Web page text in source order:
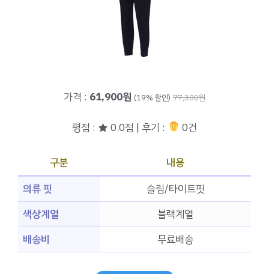
가격 : 61,900원 (19% 할인) 77,300원
평점 : ★ 0.0점 | 후기 : ‍‍ 0건
구분
내용
의류 핏
슬림/타이트핏
색상계열
블랙계열
배송비
무료배송